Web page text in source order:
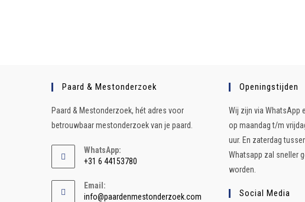
Paard & Mestonderzoek
Paard & Mestonderzoek, hét adres voor
betrouwbaar mestonderzoek van je paard.
WhatsApp:
+31 6 44153780
Email:
info@paardenmestonderzoek.com
Openingstijden
Wij zijn via WhatsApp
op maandag t/m
uur. En zaterdag
Whatsapp zal sneller
worden.
Social Media